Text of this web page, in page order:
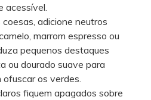
acessível.
adicione neutros
marrom espresso ou
pequenos destaques
ou dourado suave para
os verdes.
fiquem apagados sobre